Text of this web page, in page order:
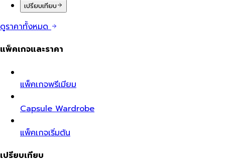
เปรียบเทียบ
ดูราคาทั้งหมด
แพ็คเกจและราคา
แพ็คเกจพรีเมียม
Capsule Wardrobe
แพ็คเกจเริ่มต้น
เปรียบเทียบ